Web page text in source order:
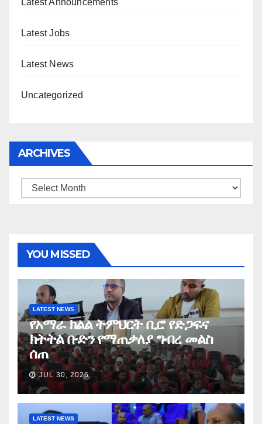
Latest Jobs
Latest News
Uncategorized
ARCHIVES
Archives
YOU MISSED
LATEST NEWS
የአማራ ክልል ትምህርት ቢሮ የድጋፍና
ክትትል ቡድን የማጠቃለያ ግብረ መልስ
ሰጠ
JUL 30, 2026
LATEST NEWS